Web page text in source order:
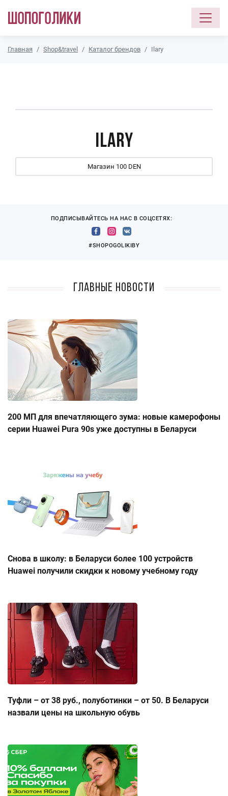
Главная Shop&travel Каталог брендов Ilary
Ilary
Магазин 100 DEN
ПОДПИСЫВАЙТЕСЬ НА НАС В СОЦСЕТЯХ:
#SHOPOGOLIKIBY
Главные новости
200 МП для впечатляющего зума: новые камерофоны
серии Huawei Pura 90s уже доступны в Беларуси
Снова в школу: в Беларуси более 100 устройств
Huawei получили скидки к новому учебному году
Туфли – от 38 руб., полуботинки – от 50. В Беларуси
назвали цены на школьную обувь